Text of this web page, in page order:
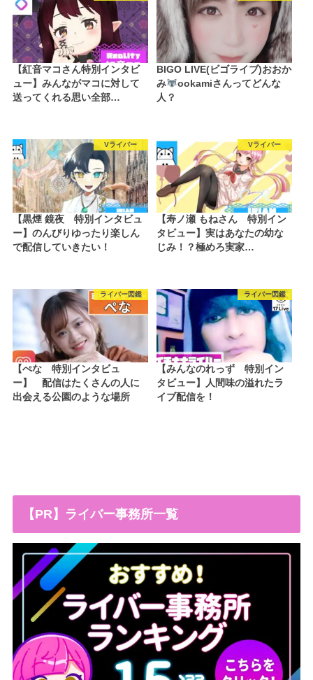
【紅音マコさん特別インタビ
ュー】みんながマコに対して
送ってくれる思い全部…
BIGO LIVE(ビゴライブ)おおか
み
ookamiさんってどんな
人？
Vライバー
【黒煙 鏡夜 特別インタビュ
ー】のんびりゆったり楽しん
で配信していきたい！
Vライバー
【寿ノ瀬 もねさん 特別イン
タビュー】実はあなたの幼な
じみ！？極めろ実家…
ライバー図鑑
【ぺな 特別インタビュ
ー】 配信はたくさんの人に
出会える公園のような場所
ライバー図鑑
【みんなのれっず 特別イン
タビュー】人間味の溢れたラ
イブ配信を！
【PR】ライバー事務所一覧